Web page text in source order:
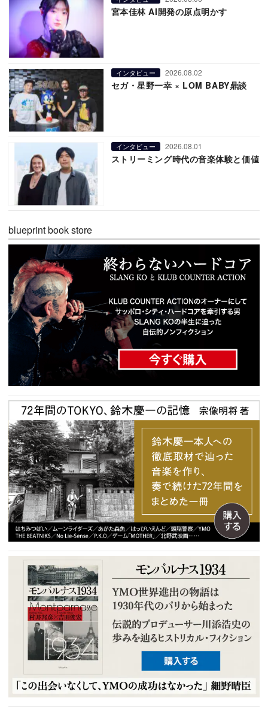
宮本佳林 AI開発の原点明かす
インタビュー 2026.08.02
セガ・星野一幸 × LOM BABY鼎談
インタビュー 2026.08.01
ストリーミング時代の音楽体験と価値
blueprint book store